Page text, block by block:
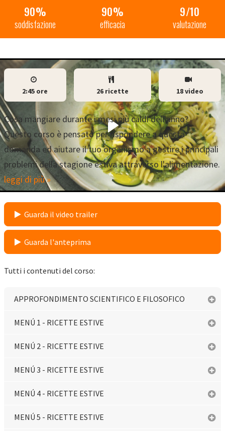
90%
soddisfazione
90%
efficacia
9/10
valutazione
2:45 ore 26 ricette 18 video
Cosa mangiare durante i mesi più caldi dell'anno?
Questo corso è pensato per rispondere a questa
domanda ed aiutare il tuo organismo a gestire i principali
problemi della stagione estiva attraverso l'alimentazione.
leggi di più »
Guarda il video trailer
Guarda l'anteprima
Tutti i contenuti del corso:
APPROFONDIMENTO SCIENTIFICO E FILOSOFICO
MENÚ 1 - RICETTE ESTIVE
MENÚ 2 - RICETTE ESTIVE
MENÚ 3 - RICETTE ESTIVE
MENÚ 4 - RICETTE ESTIVE
MENÚ 5 - RICETTE ESTIVE